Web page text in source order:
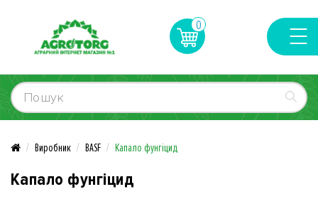
0
Виробник BASF Капало фунгіцид
Капало фунгіцид